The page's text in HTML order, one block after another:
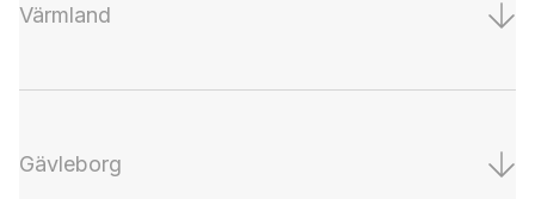
Värmland
Gävleborg